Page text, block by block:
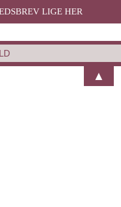
LIGE HER
▲